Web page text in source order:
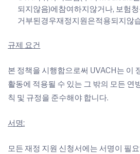
되지않음)에참여하지않거나, 보험
거부된경우재정지원은적용되지않
규제 요건
본 정책을 시행함으로써 UVACH는 이
활동에 적용될 수 있는 그 밖의 모든 연
칙 및 규정을 준수해야 합니다.
서명:
모든 재정 지원 신청서에는 서명이 필